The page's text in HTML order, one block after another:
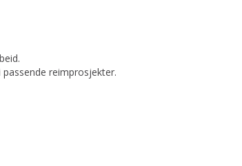
reimprosjekter.